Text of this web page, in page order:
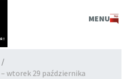
MENU
/
– wtorek 29 października